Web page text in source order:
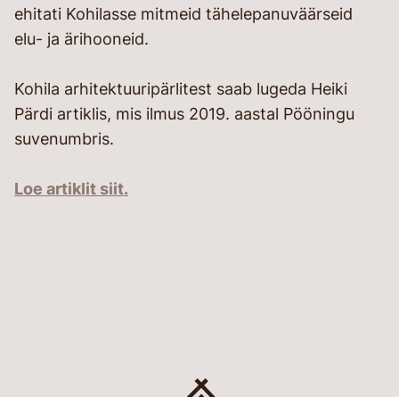
ehitati Kohilasse mitmeid tähelepanuväärseid
elu- ja ärihooneid.
Kohila arhitektuuripärlitest saab lugeda Heiki
Pärdi artiklis, mis ilmus 2019. aastal Pööningu
suvenumbris.
Loe artiklit siit.